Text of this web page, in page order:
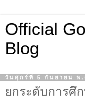
Official
Blog
วันศุกร์ที่ 5 กันยายน พ.
ยกระดับการศึ